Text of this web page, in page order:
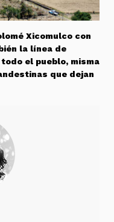
Xicomulco con
la línea de
el pueblo, misma
que dejan